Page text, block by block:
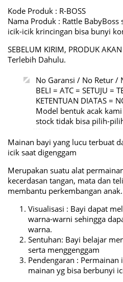
Kode Produk : R-BOSS
Nama Produk : Rattle
icik-icik krincingan bisa bunyi
SEBELUM KIRIM, PRODUK
Terlebih Dahulu.
No Garansi / No Retur /
BELI = ATC = SETUJU =
KETENTUAN DIATAS =
Model bentuk acak
stock tidak bisa pilih-
Mainan bayi yang lucu terbuat
icik saat digenggam
Merupakan suatu alat
kecerdasan tangan, mata dan
membantu perkembangan anak.
Visualisasi : Bayi dapat
warna-warni sehingga
warna.
Sentuhan: Bayi belajar
serta menggenggam
Pendengaran :
mainan yg bisa berbunyi